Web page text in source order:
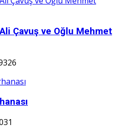
Çavuş ve Oğlu Mehmet